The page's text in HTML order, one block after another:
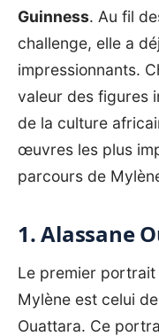
Guinness. Au fil
challenge, elle a
impressionnants.
valeur des figures
de la culture
œuvres les plus
parcours de
1. Alassane
Le premier portrait
Mylène est celui
Ouattara. Ce